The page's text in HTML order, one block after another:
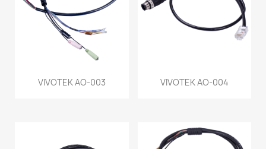
VIVOTEK AO-003 VIVOTEK AO-004